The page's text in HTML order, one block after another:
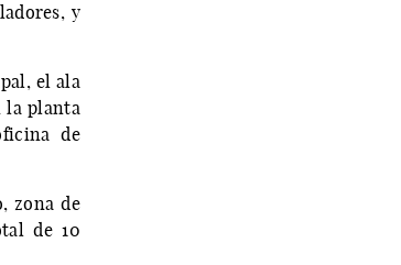
y
el ala
la planta
de
zona de
de 10